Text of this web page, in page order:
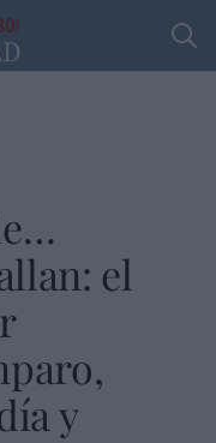
el
y